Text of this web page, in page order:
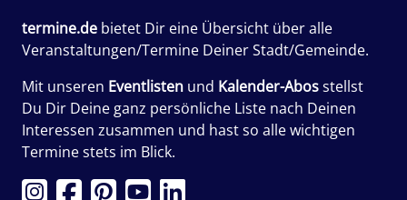
termine.de bietet Dir eine Übersicht über alle
Veranstaltungen/Termine Deiner Stadt/Gemeinde.
Mit unseren Eventlisten und Kalender-Abosstellst
Du Dir Deine ganz persönliche Liste nach Deinen
Interessen zusammen und hast so alle wichtigen
Termine stets im Blick.